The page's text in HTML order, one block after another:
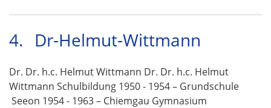
4. Dr-Helmut-Wittmann
Dr. Dr. h.c. Helmut Wittmann Dr. Dr. h.c. Helmut
Wittmann Schulbildung 1950 - 1954 – Grundschule
Seeon 1954 - 1963 – Chiemgau Gymnasium